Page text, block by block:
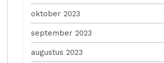
oktober 2023
september 2023
augustus 2023